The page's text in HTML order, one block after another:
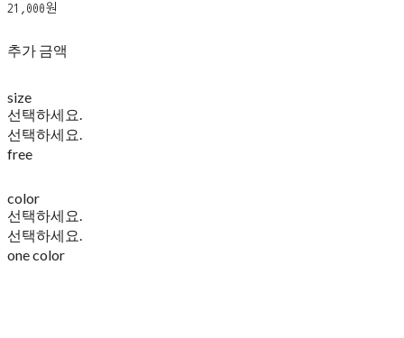
21,000원
추가 금액
size
선택하세요.
선택하세요.
free
color
선택하세요.
선택하세요.
one color